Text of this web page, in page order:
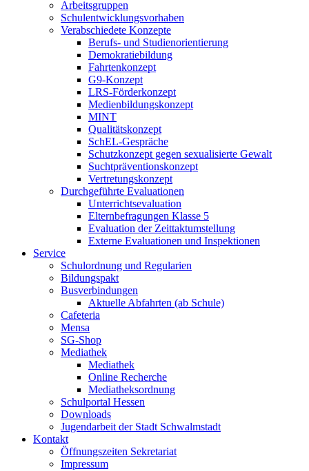
Arbeitsgruppen
Schulentwicklungsvorhaben
Verabschiedete Konzepte
Berufs- und Studienorientierung
Demokratiebildung
Fahrtenkonzept
G9-Konzept
LRS-Förderkonzept
Medienbildungskonzept
MINT
Qualitätskonzept
SchEL-Gespräche
Schutzkonzept gegen sexualisierte Gewalt
Suchtpräventionskonzept
Vertretungskonzept
Durchgeführte Evaluationen
Unterrichtsevaluation
Elternbefragungen Klasse 5
Evaluation der Zeittaktumstellung
Externe Evaluationen und Inspektionen
Service
Schulordnung und Regularien
Bildungspakt
Busverbindungen
Aktuelle Abfahrten (ab Schule)
Cafeteria
Mensa
SG-Shop
Mediathek
Mediathek
Online Recherche
Mediatheksordnung
Schulportal Hessen
Downloads
Jugendarbeit der Stadt Schwalmstadt
Kontakt
Öffnungszeiten Sekretariat
Impressum